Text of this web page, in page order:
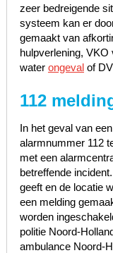
zeer bedreigende
systeem kan er
gemaakt van
hulpverlening,
water ongevalof DV
112
In het geval van
alarmnummer 112
met een
betreffende
geeft en de locatie
een melding
worden
politie Noord-
ambulance Noord-